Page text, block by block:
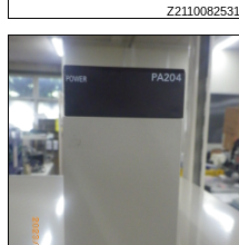
Z2110082531